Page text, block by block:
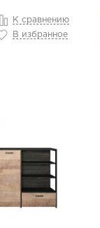
К сравнению
В избранное